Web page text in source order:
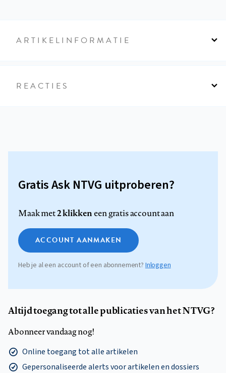
ARTIKELINFORMATIE
REACTIES
Gratis Ask NTVG uitproberen?
Maak met2 klikkeneen gratis account aan
ACCOUNT AANMAKEN
Heb je al een account of een abonnement?Inloggen
Altijd toegang tot alle publicaties van het NTVG?
Abonneer vandaag nog!
Online toegang tot alle artikelen
Gepersonaliseerde alerts voor artikelen en dossiers